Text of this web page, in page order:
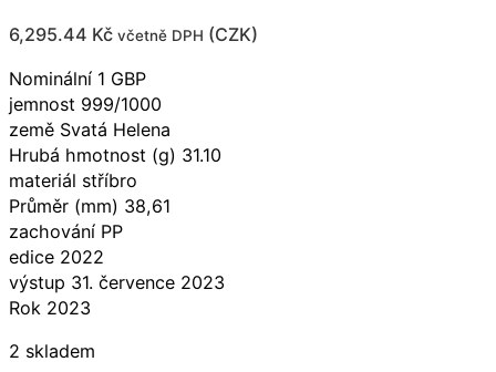
6,295.44 Kč včetně DPH (CZK)
Nominální 1 GBP
jemnost 999/1000
země Svatá Helena
Hrubá hmotnost (g) 31.10
materiál stříbro
Průměr (mm) 38,61
zachování PP
edice 2022
výstup 31. července 2023
Rok 2023
2 skladem